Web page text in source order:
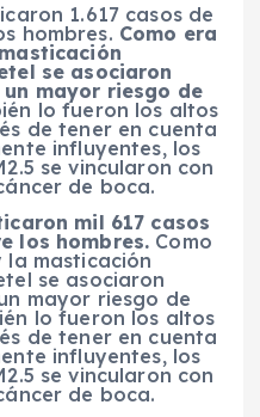
1.617 casos de
hombres. Como era
se asociaron
mayor riesgo de
lo fueron los altos
de tener en cuenta
influyentes, los
se vincularon con
de boca.
mil 617 casos
los hombres. Como
la masticación
se asociaron
mayor riesgo de
lo fueron los altos
de tener en cuenta
influyentes, los
se vincularon con
de boca.